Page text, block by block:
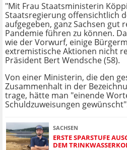
"Mit Frau Staatsministerin
Staatsregierung offensichtlich
aufgegeben, ganz Sachsen gut
Pandemie führen zu können.
wie der Vorwurf, einige
extremistische Aktionen nicht
Präsident Bert Wendsche (58).
Von einer Ministerin, die den
Zusammenhalt in der
trage, hätte man "einende
Schuldzuweisungen
SACHSEN
ERSTE SPARSTUFE
DEM